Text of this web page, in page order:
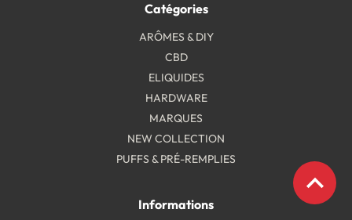
expand_less
Catégories
ARÔMES & DIY
CBD
ELIQUIDES
HARDWARE
MARQUES
NEW COLLECTION
PUFFS & PRÉ-REMPLIES
Informations